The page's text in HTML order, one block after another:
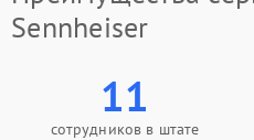
Sennheiser
11
сотрудников в штате